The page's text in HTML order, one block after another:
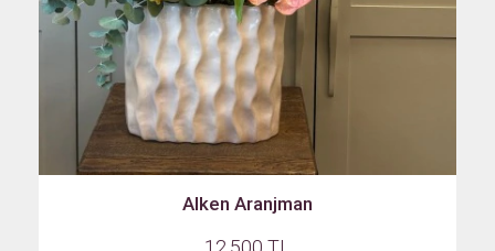
Alken Aranjman